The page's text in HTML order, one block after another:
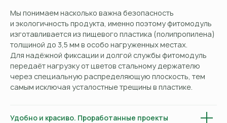
Мы понимаем насколько важна безопасность
и экологичность продукта, именно поэтому фитомодуль
изготавливается из пищевого пластика (полипропилена)
толщиной до 3,5 мм в особо нагруженных местах.
Для надёжной фиксации и долгой службы фитомодуль
передаёт нагрузку от цветов стальному держателю
через специальную распределяющую плоскость, тем
самым исключая усталостные трещины в пластике.
Удобно и красиво. Проработанные проекты